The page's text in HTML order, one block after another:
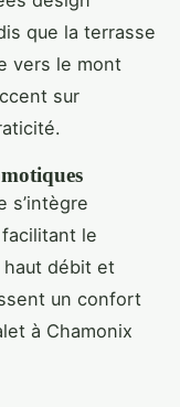
que la terrasse
vers le mont
sur
s’intègre
le
haut débit et
un confort
à Chamonix